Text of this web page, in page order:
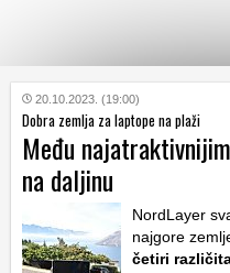
KATEGORIJE
HRVATSKI
WEB
20.10.2023. (19:00)
Dobra zemlja za laptope na plaži
Među
na daljinu
NordLayer
najgore
četiri